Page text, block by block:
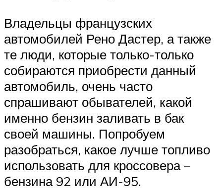
Владельцы французских
автомобилей Рено Дастер, а также
те люди, которые только-только
собираются приобрести данный
автомобиль, очень часто
спрашивают обывателей, какой
именно бензин заливать в бак
своей машины. Попробуем
разобраться, какое лучше топливо
использовать для кроссовера –
бензина 92 или АИ-95.